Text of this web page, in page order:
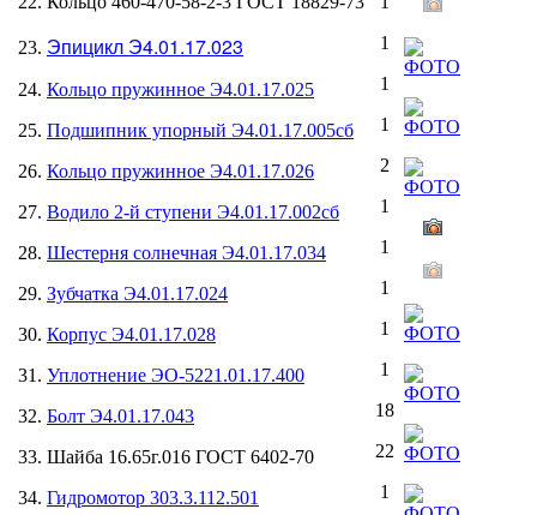
23. Эпицикл Э4.01.17.023
24. Кольцо пружинное Э4.01.17.025
25. Подшипник упорный Э4.01.17.005сб
26. Кольцо пружинное Э4.01.17.026
27. Водило 2-й ступени Э4.01.17.002сб
28. Шестерня солнечная Э4.01.17.034
29. Зубчатка Э4.01.17.024
30. Корпус Э4.01.17.028
31. Уплотнение ЭО-5221.01.17.400
32. Болт Э4.01.17.043
33. Шайба 16.65г.016 ГОСТ 6402-70
34. Гидромотор 303.3.112.501
1
1
1
2
1
1
1
1
1
18
22
1